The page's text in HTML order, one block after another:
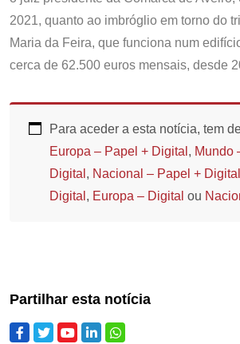
2021, quanto ao imbróglio em torno do
Maria da Feira, que funciona num
cerca de 62.500 euros mensais, desde
Para aceder a esta notícia, tem
Europa – Papel + Digital , Mundo
Digital , Nacional – Papel + Digital
Digital , Europa – Digital ou
Partilhar esta notícia